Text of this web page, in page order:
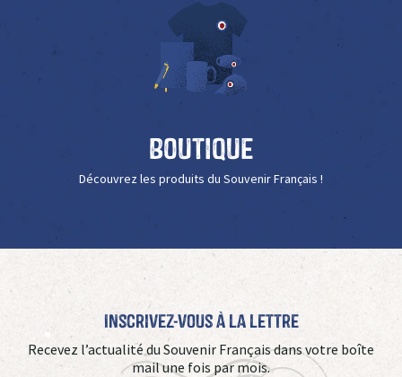
Boutique
Découvrez les produits du Souvenir Français !
Inscrivez-vous à La Lettre
Recevez l’actualité du Souvenir Français dans votre boîte
mail une fois par mois.